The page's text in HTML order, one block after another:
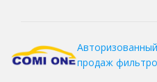
продаж